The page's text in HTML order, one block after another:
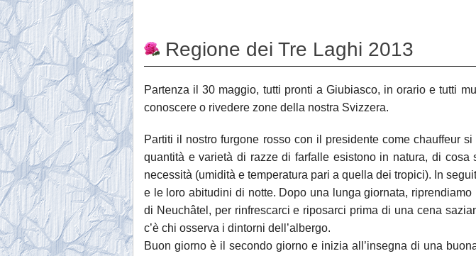
Regione dei Tre Laghi 2013
Partenza il 30 maggio, tutti pronti a Giubiasco, in orario e tutti
conoscere o rivedere zone della nostra Svizzera.
Partiti il nostro furgone rosso con il presidente come chauffeur
quantità e varietà di razze di farfalle esistono in natura, di
necessità (umidità e temperatura pari a quella dei tropici). In
e le loro abitudini di notte. Dopo una lunga giornata,
di Neuchâtel, per rinfrescarci e riposarci prima di una cena
c’è chi osserva i dintorni dell’albergo.
Buon giorno è il secondo giorno e inizia all’insegna di una